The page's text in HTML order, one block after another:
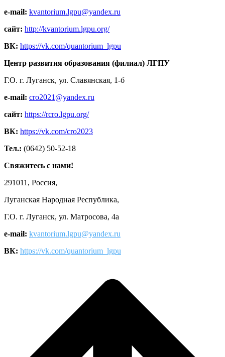
e-mail: kvantorium.lgpu@yandex.ru
сайт: http://kvantorium.lgpu.org/
ВК: https://vk.com/quantorium_lgpu
Центр развития образования (филиал) ЛГПУ
Г.О. г. Луганск, ул. Славянская, 1-б
e-mail: cro2021@yandex.ru
сайт: https://rcro.lgpu.org/
ВК: https://vk.com/cro2023
Тел.: (0642) 50-52-18
Свяжитесь с нами!
291011, Россия,
Луганская Народная Республика,
Г.О. г. Луганск, ул. Матросова, 4а
e-mail: kvantorium.lgpu@yandex.ru
ВК: https://vk.com/quantorium_lgpu